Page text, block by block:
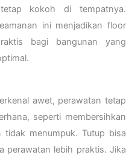
kokoh di tempatnya.
ini menjadikan floor
bagi bangunan yang
awet, perawatan tetap
seperti membersihkan
menumpuk. Tutup bisa
perawatan lebih praktis. Jika